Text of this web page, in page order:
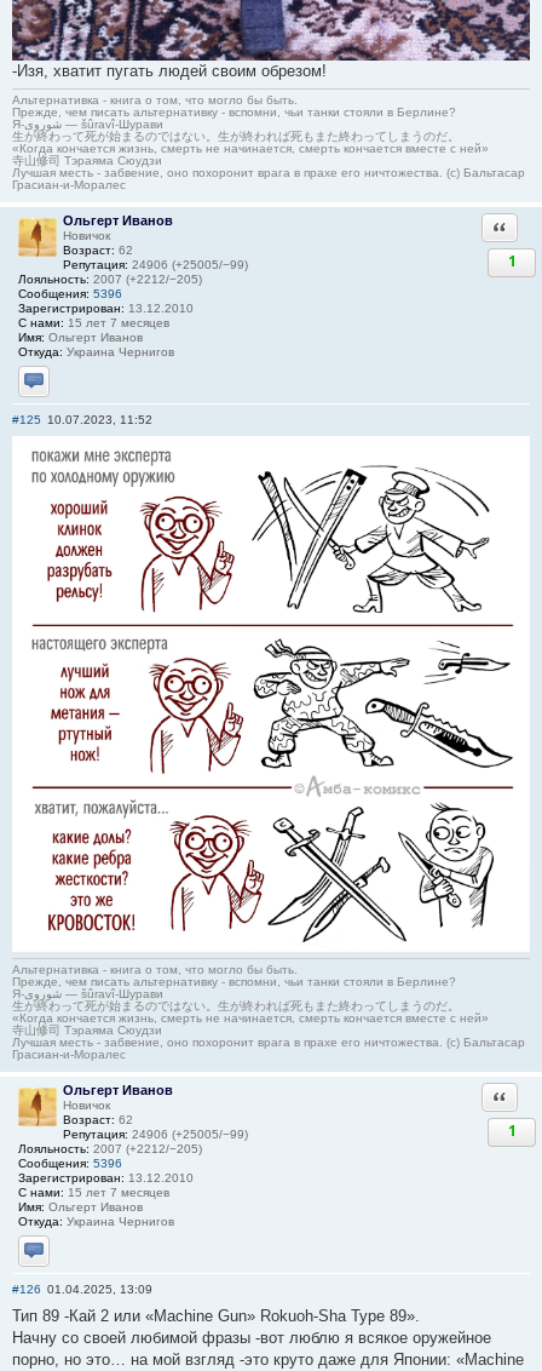
-Изя, хватит пугать людей своим обрезом!
Альтернативка - книга о том, что могло бы быть.
Прежде, чем писать альтернативку - вспомни, чьи танки стояли в Берлине?
Я-شوروی — šûravî-Шурави
生が終わって死が始まるのではない。生が終われば死もまた終わってしまうのだ。
«Когда кончается жизнь, смерть не начинается, смерть кончается вместе с ней»
寺山修司 Тэраяма Сюудзи
Лучшая месть - забвение, оно похоронит врага в прахе его ничтожества. (с) Бальтасар
Грасиан-и-Моралес
Ольгерт Иванов
Новичок
Возраст: 62
Репутация: 24906 (+25005/−99)
Лояльность: 2007 (+2212/−205)
Сообщения: 5396
Зарегистрирован: 13.12.2010
С нами: 15 лет 7 месяцев
Имя: Ольгерт Иванов
Откуда: Украина Чернигов
Отправить личное сообщение
1
#125 10.07.2023, 11:52
Альтернативка - книга о том, что могло бы быть.
Прежде, чем писать альтернативку - вспомни, чьи танки стояли в Берлине?
Я-شوروی — šûravî-Шурави
生が終わって死が始まるのではない。生が終われば死もまた終わってしまうのだ。
«Когда кончается жизнь, смерть не начинается, смерть кончается вместе с ней»
寺山修司 Тэраяма Сюудзи
Лучшая месть - забвение, оно похоронит врага в прахе его ничтожества. (с) Бальтасар
Грасиан-и-Моралес
Ольгерт Иванов
Новичок
Возраст: 62
Репутация: 24906 (+25005/−99)
Лояльность: 2007 (+2212/−205)
Сообщения: 5396
Зарегистрирован: 13.12.2010
С нами: 15 лет 7 месяцев
Имя: Ольгерт Иванов
Откуда: Украина Чернигов
Отправить личное сообщение
1
#126 01.04.2025, 13:09
Тип 89 -Кай 2 или «Machine Gun» Rokuoh-Sha Type 89».
Начну со своей любимой фразы -вот люблю я всякое оружейное
порно, но это… на мой взгляд -это круто даже для Японии: «Machine